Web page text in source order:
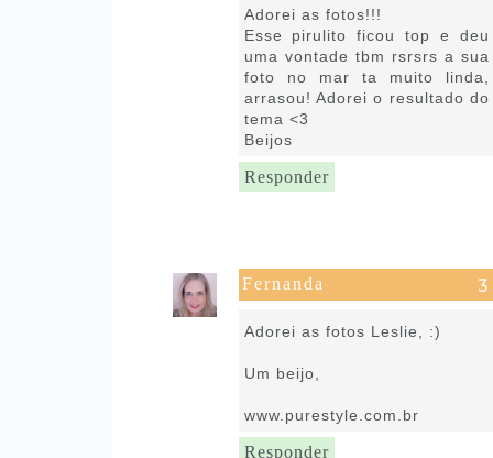
Adorei as fotos!!!
Esse pirulito ficou top e deu
uma vontade tbm rsrsrs a sua
foto no mar ta muito linda,
arrasou! Adorei o resultado do
tema <3
Beijos
Responder
Fernanda
Adorei as fotos Leslie, :)
Um beijo,
www.purestyle.com.br
Responder